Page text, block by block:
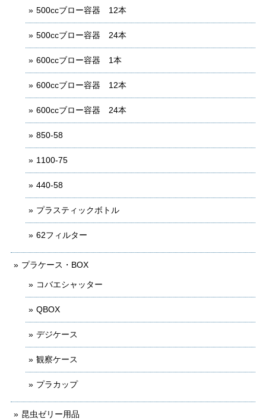
500ccブロー容器 12本
500ccブロー容器 24本
600ccブロー容器 1本
600ccブロー容器 12本
600ccブロー容器 24本
850-58
1100-75
440-58
プラスティックボトル
62フィルター
プラケース・BOX
コバエシャッター
QBOX
デジケース
観察ケース
プラカップ
昆虫ゼリー用品